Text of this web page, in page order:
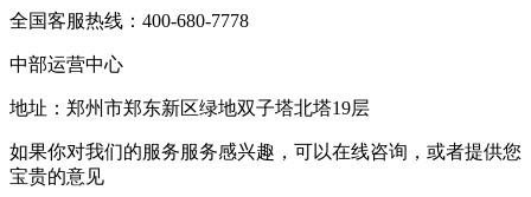
全国客服热线：400-680-7778
中部运营中心
地址：郑州市郑东新区绿地双子塔北塔19层
如果你对我们的服务服务感兴趣，可以在线咨询，或者提供您
宝贵的意见